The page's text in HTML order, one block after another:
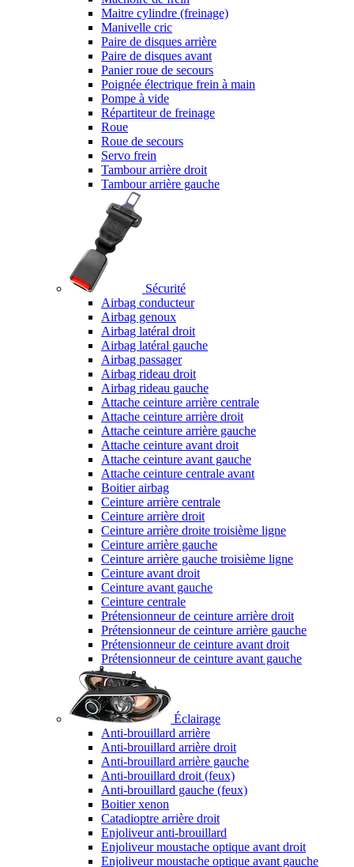
Maitre cylindre (freinage)
Manivelle cric
Paire de disques arrière
Paire de disques avant
Panier roue de secours
Poignée électrique frein à main
Pompe à vide
Répartiteur de freinage
Roue
Roue de secours
Servo frein
Tambour arrière droit
Tambour arrière gauche
Sécurité
Airbag conducteur
Airbag genoux
Airbag latéral droit
Airbag latéral gauche
Airbag passager
Airbag rideau droit
Airbag rideau gauche
Attache ceinture arrière centrale
Attache ceinture arrière droit
Attache ceinture arrière gauche
Attache ceinture avant droit
Attache ceinture avant gauche
Attache ceinture centrale avant
Boitier airbag
Ceinture arrière centrale
Ceinture arrière droit
Ceinture arrière droite troisième ligne
Ceinture arrière gauche
Ceinture arrière gauche troisième ligne
Ceinture avant droit
Ceinture avant gauche
Ceinture centrale
Prétensionneur de ceinture arrière droit
Prétensionneur de ceinture arrière gauche
Prétensionneur de ceinture avant droit
Prétensionneur de ceinture avant gauche
Éclairage
Anti-brouillard arrière
Anti-brouillard arrière droit
Anti-brouillard arrière gauche
Anti-brouillard droit (feux)
Anti-brouillard gauche (feux)
Boitier xenon
Catadioptre arrière droit
Enjoliveur anti-brouillard
Enjoliveur moustache optique avant droit
Enjoliveur moustache optique avant gauche